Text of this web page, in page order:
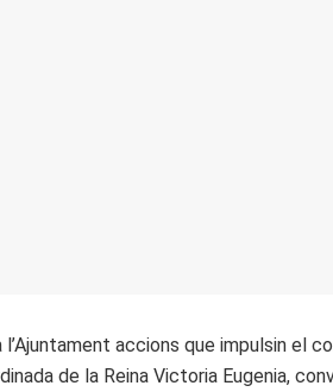
accions que impulsin el
de la Reina Victoria Eugenia,